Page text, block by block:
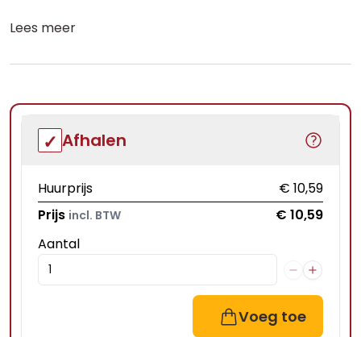
Lees meer
Afhalen
Huurprijs
€ 10,59
Prijs incl. BTW
€ 10,59
Aantal
Voeg toe